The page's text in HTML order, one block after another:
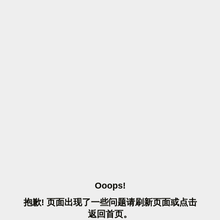
OOOPS!
抱歉! 页面出现了一些问题请刷 新页面或点击
返 回首页。